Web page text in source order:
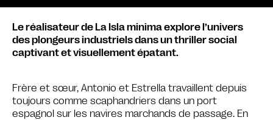
Le réalisateur de La Isla minima explore l’univers
des plongeurs industriels dans un thriller social
captivant et visuellement épatant.
Frère et sœur, Antonio et Estrella travaillent depuis
toujours comme scaphandriers dans un port
espagnol sur les navires marchands de passage. En